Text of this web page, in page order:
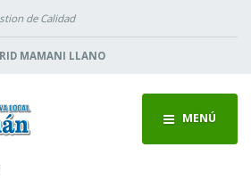
de Calidad
MAMANI LLANO
MENÚ